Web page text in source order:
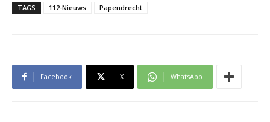
TAGS 112-Nieuws Papendrecht
Facebook X WhatsApp